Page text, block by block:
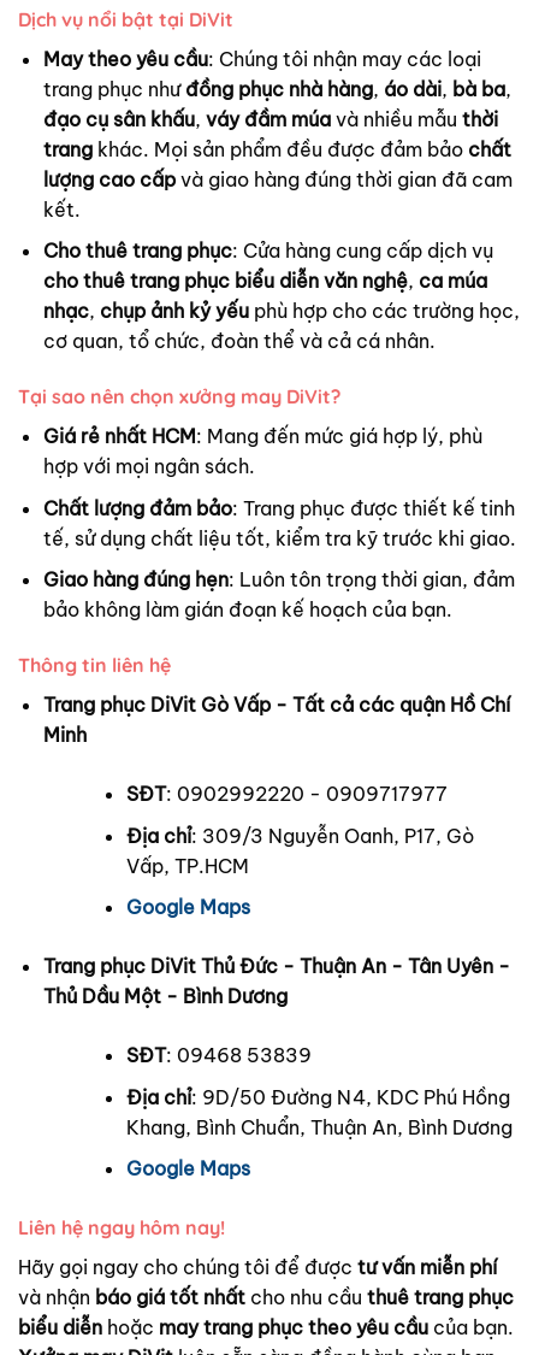
Dịch vụ nổi bật tại DiVit
May theo yêu cầu: Chúng tôi nhận may các loại
trang phục như đồng phục nhà hàng, áo dài, bà ba,
đạo cụ sân khấu, váy đầm múavà nhiều mẫu thời
trangkhác. Mọi sản phẩm đều được đảm bảo chất
lượng cao cấpvà giao hàng đúng thời gian đã cam
kết.
Cho thuê trang phục: Cửa hàng cung cấp dịch vụ
cho thuê trang phục biểu diễn văn nghệ, ca múa
nhạc, chụp ảnh kỷ yếuphù hợp cho các trường học,
cơ quan, tổ chức, đoàn thể và cả cá nhân.
Tại sao nên chọn xưởng may DiVit?
Giá rẻ nhất HCM: Mang đến mức giá hợp lý, phù
hợp với mọi ngân sách.
Chất lượng đảm bảo: Trang phục được thiết kế tinh
tế, sử dụng chất liệu tốt, kiểm tra kỹ trước khi giao.
Giao hàng đúng hẹn: Luôn tôn trọng thời gian, đảm
bảo không làm gián đoạn kế hoạch của bạn.
Thông tin liên hệ
Trang phục DiVit Gò Vấp - Tất cả các quận Hồ Chí
Minh
SĐT: 0902992220 - 0909717977
Địa chỉ: 309/3 Nguyễn Oanh, P17, Gò
Vấp, TP.HCM
Google Maps
Trang phục DiVit Thủ Đức - Thuận An - Tân Uyên -
Thủ Dầu Một - Bình Dương
SĐT: 09468 53839
Địa chỉ: 9D/50 Đường N4, KDC Phú Hồng
Khang, Bình Chuẩn, Thuận An, Bình Dương
Google Maps
Liên hệ ngay hôm nay!
Hãy gọi ngay cho chúng tôi để được tư vấn miễn phí
và nhận báo giá tốt nhất cho nhu cầu thuê trang phục
biểu diễn hoặc may trang phục theo yêu cầu của bạn.